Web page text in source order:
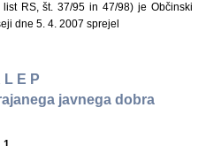
RS, št. 37/95 in 47/98) je Občinski
dne 5. 4. 2007 sprejel
L E P
javnega dobra